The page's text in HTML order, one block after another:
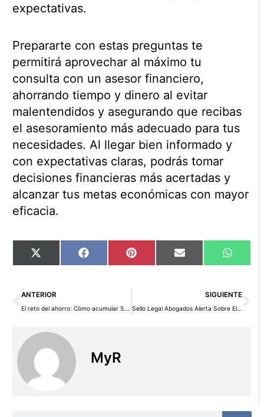
expectativas.
Prepararte con estas preguntas te
permitirá aprovechar al máximo tu
consulta con un asesor financiero,
ahorrando tiempo y dinero al evitar
malentendidos y asegurando que recibas
el asesoramiento más adecuado para tus
necesidades. Al llegar bien informado y
con expectativas claras, podrás tomar
decisiones financieras más acertadas y
alcanzar tus metas económicas con mayor
eficacia.
Compartir
en
X
(Twitter)
Compartir
en
Facebook Compartir
en
Pinterest Compartir
en
Email
en
Ant
ANTERIOR
El reto del ahorro: Cómo acumular 5.000 euros en solo 12 meses
SIGUIENTE
Sello Legal Abogados Alerta Sobre El Peligro De Financiar La Vuelta Al Colegio Con Tarjetas Revolving
MyR